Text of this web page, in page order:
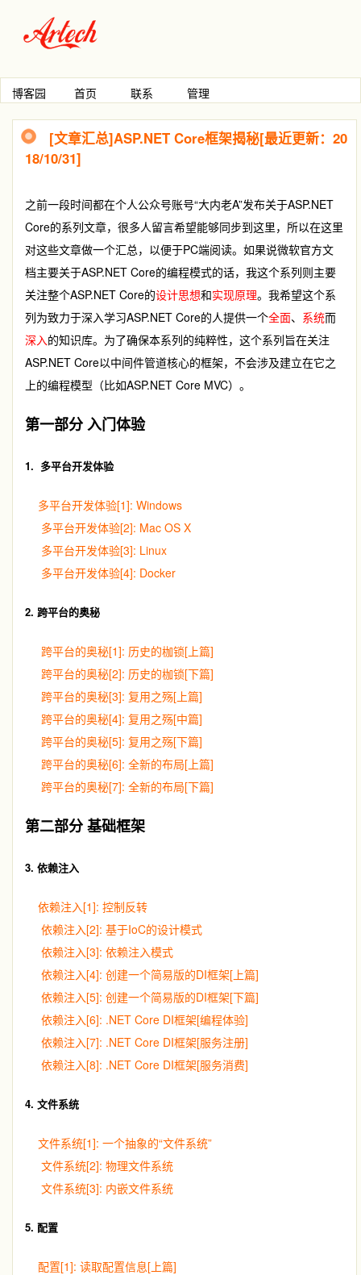
博客园 首页 联系 管理
[文章汇总]ASP.NET Core框架揭秘[最近更新：20
18/10/31]
之前一段时间都在个人公众号账号“大内老A”发布关于ASP.NET
Core的系列文章，很多人留言希望能够同步到这里，所以在这里
对这些文章做一个汇总，以便于PC端阅读。如果说微软官方文
档主要关于ASP.NET Core的编程模式的话，我这个系列则主要
关注整个ASP.NET Core的设计思想和实现原理。我希望这个系
列为致力于深入学习ASP.NET Core的人提供一个全面、 系统而
深入的知识库。为了确保本系列的纯粹性，这个系列旨在关注
ASP.NET Core以中间件管道核心的框架，不会涉及建立在它之
上的编程模型（比如ASP.NET Core MVC）。
第一部分 入门体验
1. 多平台开发体验
多平台开发体验[1]: Windows
多平台开发体验[2]: Mac OS X
多平台开发体验[3]: Linux
多平台开发体验[4]: Docker
2. 跨平台的奥秘
跨平台的奥秘[1]: 历史的枷锁[上篇]
跨平台的奥秘[2]: 历史的枷锁[下篇]
跨平台的奥秘[3]: 复用之殇[上篇]
跨平台的奥秘[4]: 复用之殇[中篇]
跨平台的奥秘[5]: 复用之殇[下篇]
跨平台的奥秘[6]: 全新的布局[上篇]
跨平台的奥秘[7]: 全新的布局[下篇]
第二部分 基础框架
3. 依赖注入
依赖注入[1]: 控制反转
依赖注入[2]: 基于IoC的设计模式
依赖注入[3]: 依赖注入模式
依赖注入[4]: 创建一个简易版的DI框架[上篇]
依赖注入[5]: 创建一个简易版的DI框架[下篇]
依赖注入[6]: .NET Core DI框架[编程体验]
依赖注入[7]: .NET Core DI框架[服务注册]
依赖注入[8]: .NET Core DI框架[服务消费]
4. 文件系统
文件系统[1]: 一个抽象的“文件系统”
文件系统[2]: 物理文件系统
文件系统[3]: 内嵌文件系统
5. 配置
配置[1]: 读取配置信息[上篇]